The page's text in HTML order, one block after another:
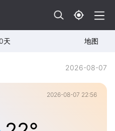
天 地图
2026-08-07
2026-08-07 22:56